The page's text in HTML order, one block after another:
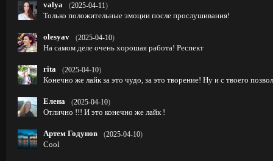
valya (2025-04-11)
Только положительные эмоции после прослушивания!
olesyav (2025-04-10)
На самом деле очень хорошая работа! Респект
rita (2025-04-10)
Конечно же лайк за это чудо, за это творение! Ну и с твоего
Елена (2025-04-10)
Отлично !!! И это конечно же лайк !
Артем Годунов (2025-04-10)
Cool